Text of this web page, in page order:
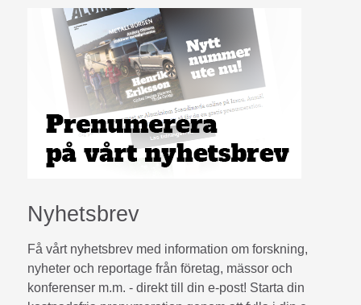
Nyhetsbrev
Få vårt nyhetsbrev med information om forskning,
nyheter och reportage från företag, mässor och
konferenser m.m. - direkt till din e-post! Starta din